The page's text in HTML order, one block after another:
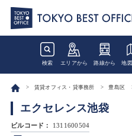
検索 エリアから 路線から 地
賃貸オフィス・貸事務所 豊島区
エクセレンス池袋
ビルコード： 1311600504